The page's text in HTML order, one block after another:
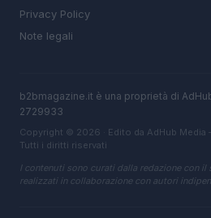
Privacy Policy
Note legali
b2bmagazine.it è una proprietà di
2729933
Copyright © 2026 · Edito da AdHub Media
Tutti i diritti riservati
I contenuti sono curati dalla redazione con
realizzati in collaborazione con autori